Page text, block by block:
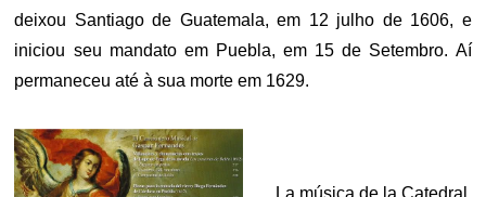
deixou Santiago de Guatemala, em 12 julho de 1606, e
iniciou seu mandato em Puebla, em 15 de Setembro. Aí
permaneceu até à sua morte em 1629.
La música de la Catedral